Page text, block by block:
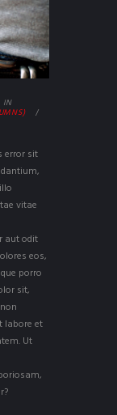
IN
error sit
vitae
aut odit
eos,
porro
sit,
labore et
Ut